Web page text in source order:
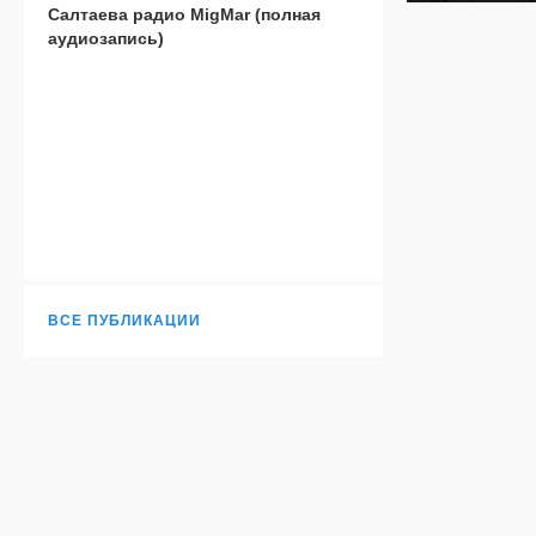
Салтаева радио MigMar (полная
аудиозапись)
ВСЕ ПУБЛИКАЦИИ